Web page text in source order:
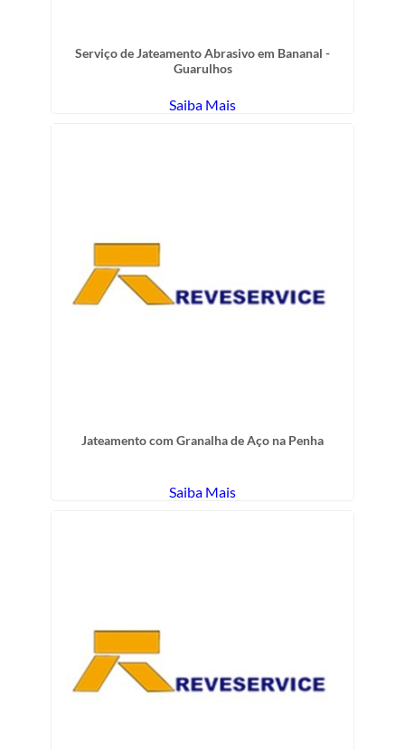
Serviço de Jateamento Abrasivo em Bananal -
Guarulhos
Saiba Mais
Jateamento com Granalha de Aço na Penha
Saiba Mais